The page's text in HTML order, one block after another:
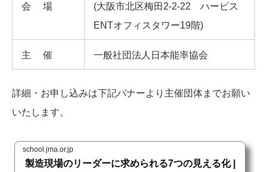
会場
(大阪市北区梅田2-2-22 ハービス
ENTオフィスタワー19階)
主催 一般社団法人日本能率協会
詳細・お申し込みは下記バナーより主催団体までお願い
いたします。
school.jma.or.jp
製造現場のリーダーに求められる7つの見える化 |